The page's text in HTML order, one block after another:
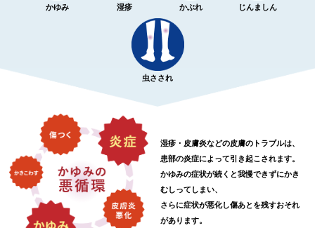
かゆみ 湿疹 かぶれ じんましん
虫さされ
湿疹・皮膚炎などの皮膚のトラブルは、
患部の炎症によって引き起こされます。
かゆみの症状が続くと我慢できずにかき
むしってしまい、
さらに症状が悪化し傷あとを残すおそれ
があります。